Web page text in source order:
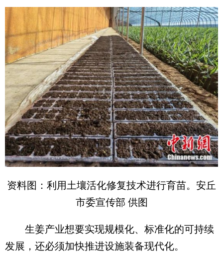
资料图：利用土壤活化修复技术进行育苗。安丘
市委宣传部 供图
生姜产业想要实现规模化、标准化的可持续
发展，还必须加快推进设施装备现代化。